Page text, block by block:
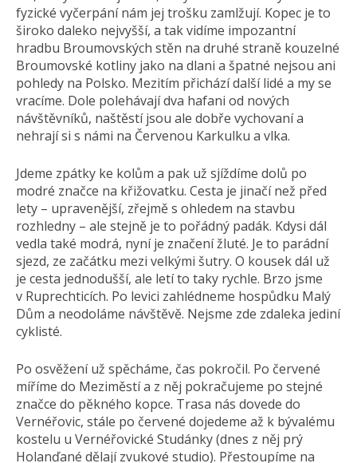
fyzické vyčerpání nám jej trošku zamlžují. Kopec je to
široko daleko nejvyšší, a tak vidíme impozantní
hradbu Broumovských stěn na druhé straně kouzelné
Broumovské kotliny jako na dlani a špatné nejsou ani
pohledy na Polsko. Mezitím přichází další lidé a my se
vracíme. Dole polehávají dva hafani od nových
návštěvníků, naštěstí jsou ale dobře vychovaní a
nehrají si s námi na Červenou Karkulku a vlka.
Jdeme zpátky ke kolům a pak už sjíždíme dolů po
modré značce na křižovatku. Cesta je jinačí než před
lety – upravenější, zřejmě s ohledem na stavbu
rozhledny – ale stejně je to pořádný padák. Kdysi dál
vedla také modrá, nyní je značení žluté. Je to parádní
sjezd, ze začátku mezi velkými šutry. O kousek dál už
je cesta jednodušší, ale letí to taky rychle. Brzo jsme
v Ruprechticích. Po levici zahlédneme hospůdku Malý
Dům a neodoláme návštěvě. Nejsme zde zdaleka jediní
cyklisté.
Po osvěžení už spěcháme, čas pokročil. Po červené
míříme do Meziměstí a z něj pokračujeme po stejné
značce do pěkného kopce. Trasa nás dovede do
Vernéřovic, stále po červené dojedeme až k bývalému
kostelu u Vernéřovické Studánky (dnes z něj prý
Holanďané dělají zvukové studio). Přestoupíme na